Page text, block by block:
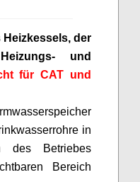
Heizkessels, der
und
für CAT und
in
des Betriebes
Bereich